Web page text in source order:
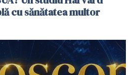
cu sănătatea multor